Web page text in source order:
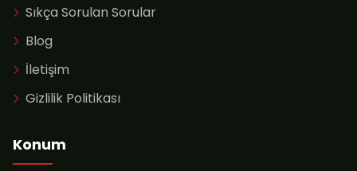
Sıkça Sorulan Sorular
Blog
İletişim
Gizlilik Politikası
Konum